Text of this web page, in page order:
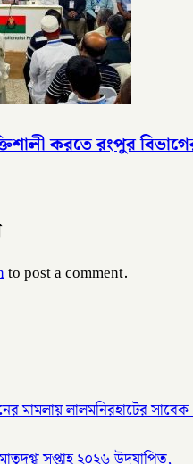
করতে রংপুর
to post a comment.
মামলায় লালমনিরহাটের